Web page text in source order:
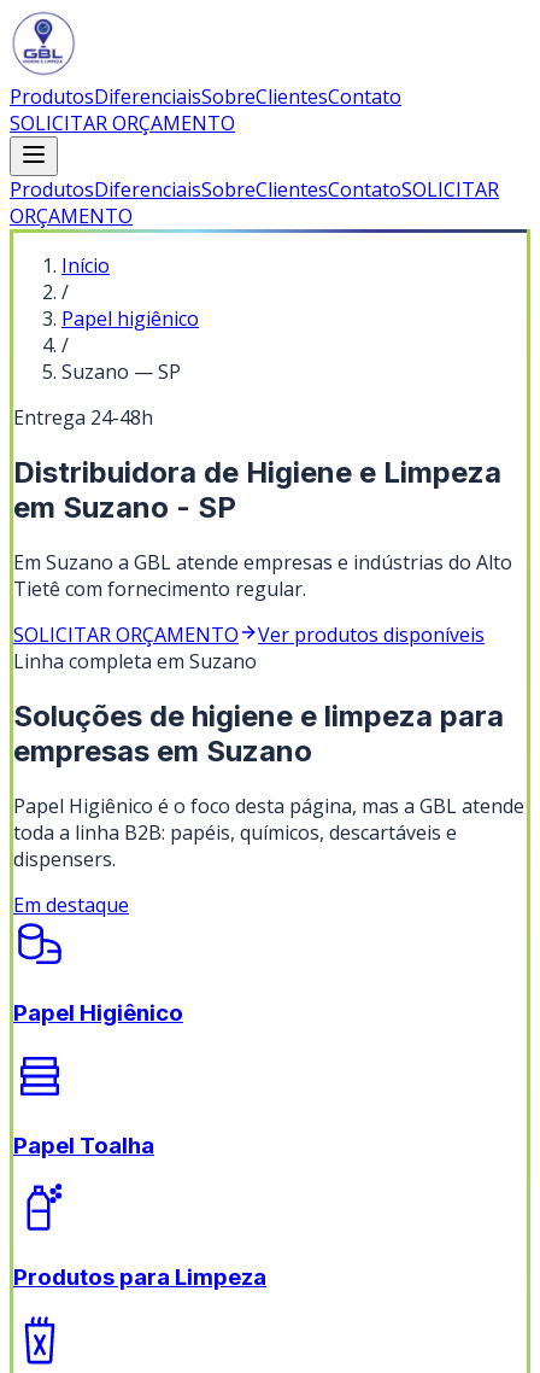
ProdutosDiferenciaisSobreClientesContato
SOLICITAR ORÇAMENTO
ProdutosDiferenciaisSobreClientesContatoSOLICITAR
ORÇAMENTO
Início
/
Papel higiênico
/
Suzano —SP
Entrega 24-48h
Distribuidora de Higiene e Limpeza
em Suzano - SP
Em Suzano a GBL atende empresas e indústrias do Alto
Tietê com fornecimento regular.
SOLICITAR ORÇAMENTO
Ver produtos disponíveis
Linha completa em Suzano
Soluções de higiene e limpeza para
empresas em Suzano
Papel Higiênico é o foco desta página, mas a GBL atende
toda a linha B2B: papéis, químicos, descartáveis e
dispensers.
Em destaque
Papel Higiênico
Papel Toalha
Produtos para Limpeza